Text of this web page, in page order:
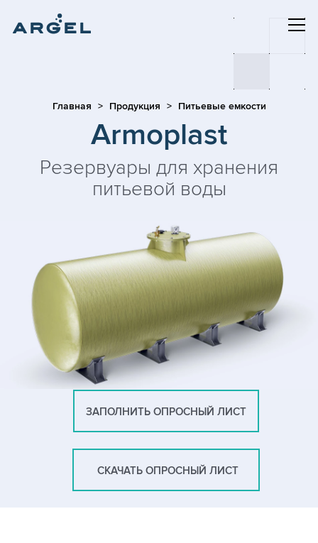
Главная Продукция Питьевые емкости
Armoplast
Резервуары для хранения
питьевой воды
ЗАПОЛНИТЬ ОПРОСНЫЙ ЛИСТ
СКАЧАТЬ ОПРОСНЫЙ ЛИСТ